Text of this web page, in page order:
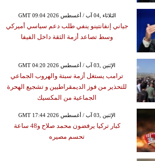
GMT 09:04 2026 الثلاثاء ,04 آب / أغسطس
جياني إنفانتينو ينفي طلب دعم سياسي أميركي
وسط تصاعد أزمة الثقة داخل الفيفا
GMT 04:20 2026 الإثنين ,03 آب / أغسطس
ترامب يستغل أزمة سبتة والهروب الجماعي
للتحذير من فوز الديمقراطيين و تشجيع الهحرة
الجماعية من المكسيك
GMT 17:44 2026 الإثنين ,03 آب / أغسطس
كبار تركيا يرفضون محمد صلاح و48 ساعة
تحسم مصيره